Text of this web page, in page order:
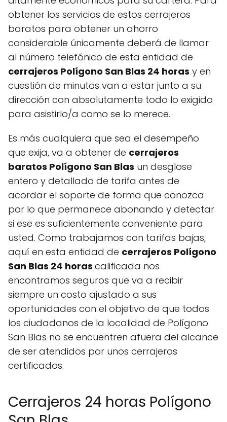
obtener los servicios de estos cerrajeros
baratos para obtener un ahorro
considerable únicamente deberá de llamar
al número telefónico de esta entidad de
cerrajeros Polígono San Blas 24 horas y en
cuestión de minutos van a estar junto a su
dirección con absolutamente todo lo exigido
para asistirlo/a como se lo merece.
Es más cualquiera que sea el desempeño
que exija, va a obtener de cerrajeros
baratos Polígono San Blas un desglose
entero y detallado de tarifa antes de
acordar el soporte de forma que conozca
por lo que permanece abonando y detectar
si ese es suficientemente conveniente para
usted. Como trabajamos con tarifas bajas,
aquí en esta entidad de cerrajeros Polígono
San Blas 24 horas calificada nos
encontramos seguros que va a recibir
siempre un costo ajustado a sus
oportunidades con el objetivo de que todos
los ciudadanos de la localidad de Polígono
San Blas no se encuentren afuera del alcance
de ser atendidos por unos cerrajeros
certificados.
Cerrajeros 24 horas Polígono